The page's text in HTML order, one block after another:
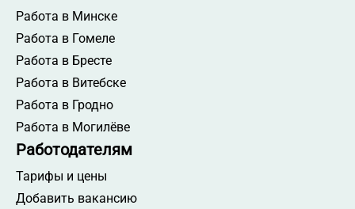
Работа в Минске
Работа в Гомеле
Работа в Бресте
Работа в Витебске
Работа в Гродно
Работа в Могилёве
Работодателям
Тарифы и цены
Добавить вакансию